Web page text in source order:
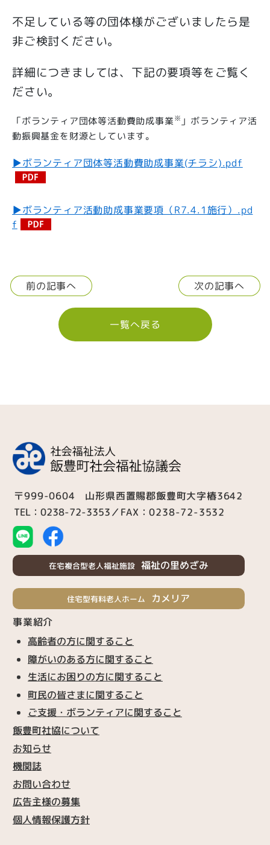
不足している等の団体様がございましたら是
非ご検討ください。
詳細につきましては、下記の要項等をご覧く
ださい。
「ボランティア団体等活動費助成事業※ 」ボランティア活
動振興基金を財源としています。
▶ボランティア団体等活動費助成事業(チラシ).pdf
▶ボランティア活動助成事業要項（R7.4.1施行）.pd
f
前の記事へ 次の記事へ
一覧へ戻る
〒999-0604 山形県西置賜郡飯豊町大字椿3642
TEL：0238-72-3353／FAX：0238-72-3532
在宅複合型老人福祉施設 福祉の里めざみ
住宅型有料老人ホーム カメリア
事業紹介
高齢者の方に関すること
障がいのある方に関すること
生活にお困りの方に関すること
町民の皆さまに関すること
ご支援・ボランティアに関すること
飯豊町社協について
お知らせ
機関誌
お問い合わせ
広告主様の募集
個人情報保護方針